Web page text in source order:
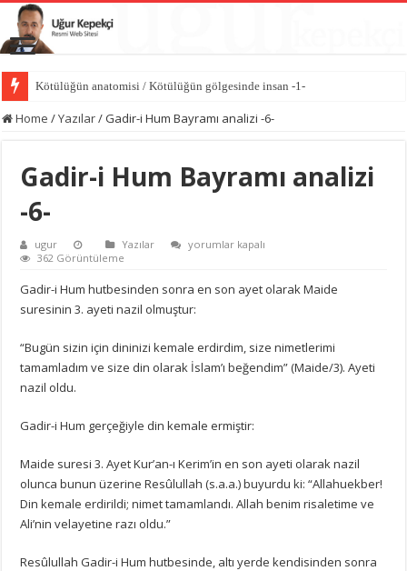
Kötülüğün anatomisi / Kötülüğün gölgesinde insan -1-
Home /Yazılar/Gadir-i Hum Bayramı analizi -6-
Gadir-i Hum Bayramı analizi
-6-
ugur Yazılar
Gadir-
analizi
-6-
yorumlar kapalı
362 Görüntüleme
Gadir-i Hum hutbesinden sonra en son ayet olarak Maide
suresinin 3. ayeti nazil olmuştur:
“Bugün sizin için dininizi kemale erdirdim, size nimetlerimi
tamamladım ve size din olarak İslam’ı beğendim” (Maide/3). Ayeti
nazil oldu.
Gadir-i Hum gerçeğiyle din kemale ermiştir:
Maide suresi 3. Ayet Kur’an-ı Kerim’in en son ayeti olarak nazil
olunca bunun üzerine Resûlullah (s.a.a.) buyurdu ki: “Allahuekber!
Din kemale erdirildi; nimet tamamlandı. Allah benim risaletime ve
Ali’nin velayetine razı oldu.”
Resûlullah Gadir-i Hum hutbesinde, altı yerde kendisinden sonra